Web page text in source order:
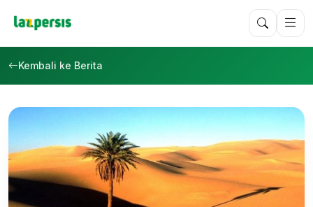
Kembali ke Berita